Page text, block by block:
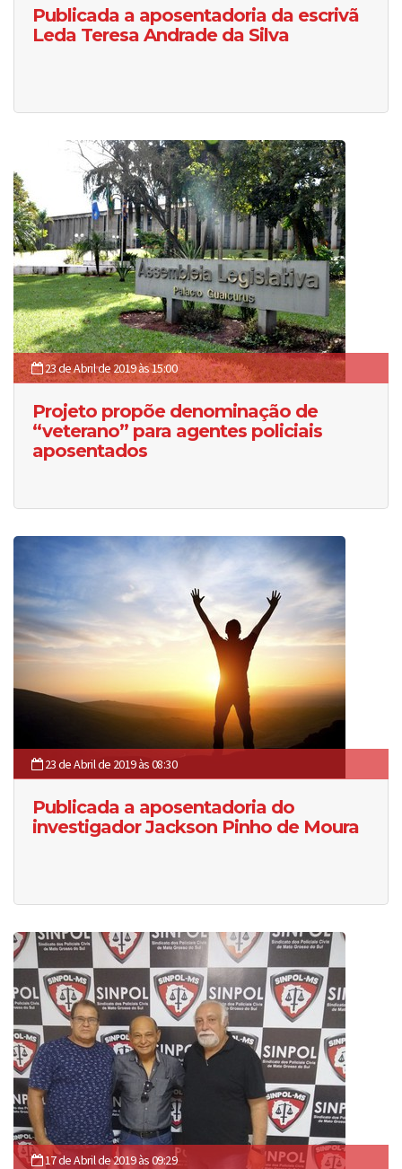
Publicada a aposentadoria da escrivã
Leda Teresa Andrade da Silva
23 de Abril de 2019 às 15:00
Projeto propõe denominação de
“veterano” para agentes policiais
aposentados
23 de Abril de 2019 às 08:30
Publicada a aposentadoria do
investigador Jackson Pinho de Moura
17 de Abril de 2019 às 09:29